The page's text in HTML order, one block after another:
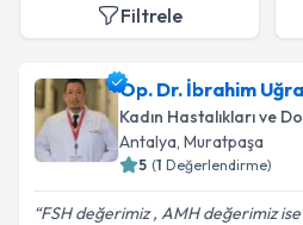
Filtrele
Op. Dr. İbrahim
Kadın Hastalıkları ve
Antalya, Muratpaşa
5 (1 Değerlendirme)
FSH değerimiz , AMH değerimiz